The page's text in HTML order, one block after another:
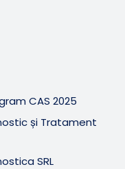
CAS 2025
și Tratament
SRL